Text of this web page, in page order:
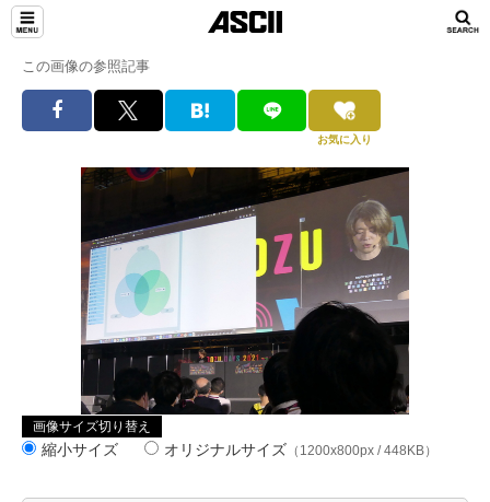
この画像の参照記事
お気に入り
画像サイズ切り替え
縮小サイズ オリジナルサイズ （1200x800px / 448KB）